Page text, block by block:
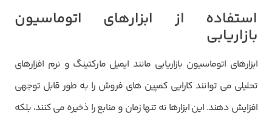
استفاده از ابزارهای اتوماسیون
بازاریابی
ابزارهای اتوماسیون بازاریابی مانند ایمیل مارکتینگ و نرم افزارهای
تحلیلی می توانند کارایی کمپین های فروش را به طور قابل توجهی
افزایش دهند. این ابزارها نه تنها زمان و منابع را ذخیره می کنند، بلکه